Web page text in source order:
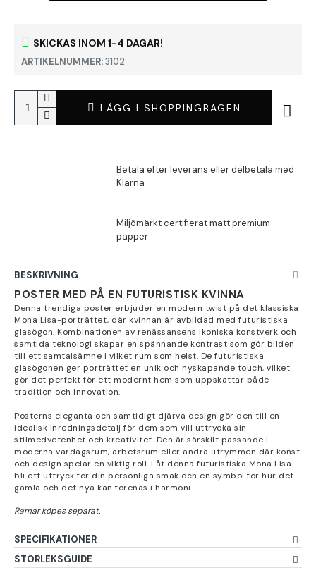
SKICKAS INOM 1-4 DAGAR!
ARTIKELNUMMER:3102
LÄGG I SHOPPINGBAGEN
BESKRIVNING
POSTER MED PÅ EN FUTURISTISK KVINNA
Denna trendiga poster erbjuder en modern twist på det klassiska
Mona Lisa-porträttet, där kvinnan är avbildad med futuristiska
glasögon. Kombinationen av renässansens ikoniska konstverk och
samtida teknologi skapar en spännande kontrast som gör bilden
till ett samtalsämne i vilket rum som helst. De futuristiska
glasögonen ger porträttet en unik och nyskapande touch, vilket
gör det perfekt för ett modernt hem som uppskattar både
tradition och innovation.
Posterns eleganta och samtidigt djärva design gör den till en
idealisk inredningsdetalj för dem som vill uttrycka sin
stilmedvetenhet och kreativitet. Den är särskilt passande i
moderna vardagsrum, arbetsrum eller andra utrymmen där konst
och design spelar en viktig roll. Låt denna futuristiska Mona Lisa
bli ett uttryck för din personliga smak och en symbol för hur det
gamla och det nya kan förenas i harmoni.
SPECIFIKATIONER
STORLEKSGUIDE